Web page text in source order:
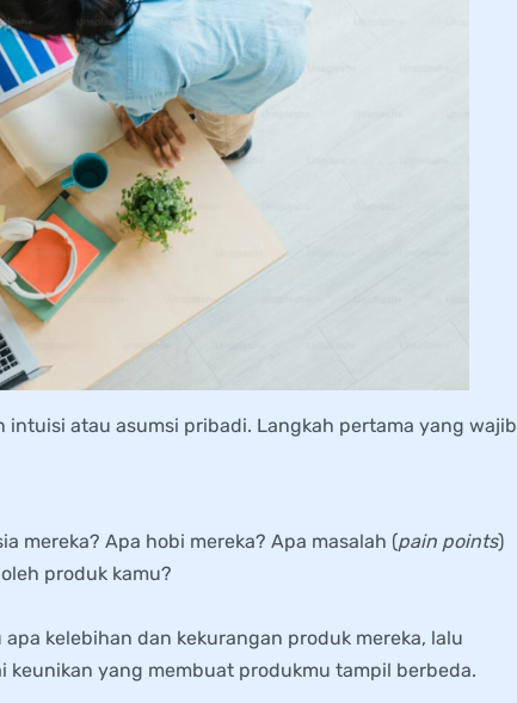
atau asumsi pribadi. Langkah pertama yang wajib
mereka? Apa hobi mereka? Apa masalah (pain points)
produk kamu?
kelebihan dan kekurangan produk mereka, lalu
keunikan yang membuat produkmu tampil berbeda.